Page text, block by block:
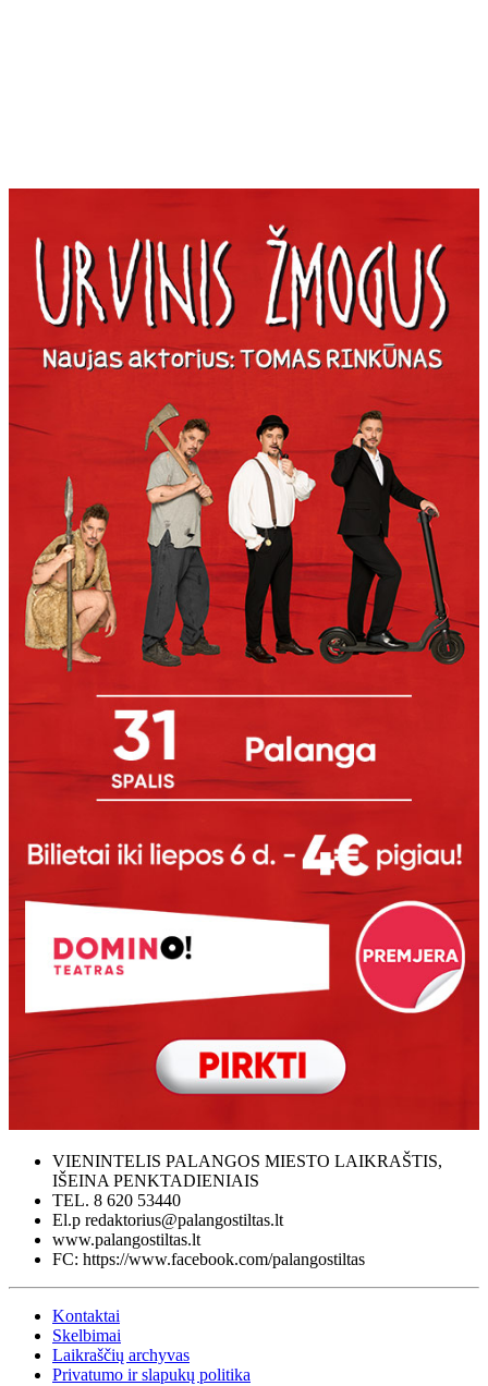
VIENINTELIS PALANGOS MIESTO LAIKRAŠTIS,
IŠEINA PENKTADIENIAIS
TEL. 8 620 53440
El.p redaktorius@palangostiltas.lt
www.palangostiltas.lt
FC: https://www.facebook.com/palangostiltas
Kontaktai
Skelbimai
Laikraščių archyvas
Privatumo ir slapukų politika